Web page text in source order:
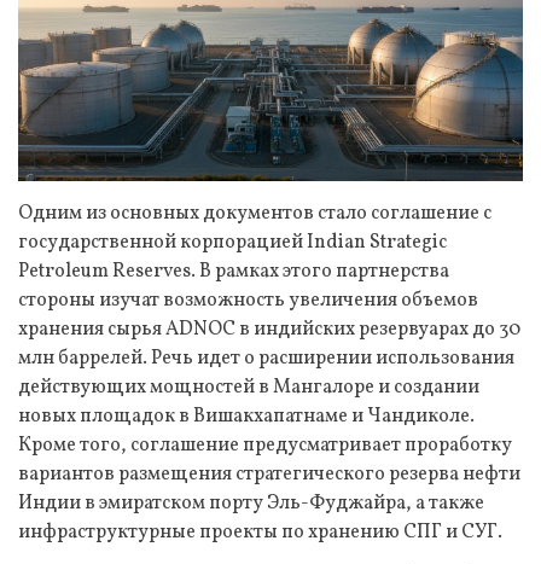
Одним из основных документов стало соглашение с
государственной корпорацией Indian Strategic
Petroleum Reserves. В рамках этого партнерства
стороны изучат возможность увеличения объемов
хранения сырья ADNOC в индийских резервуарах до 30
млн баррелей. Речь идет о расширении использования
действующих мощностей в Мангалоре и создании
новых площадок в Вишакхапатнаме и Чандиколе.
Кроме того, соглашение предусматривает проработку
вариантов размещения стратегического резерва нефти
Индии в эмиратском порту Эль-Фуджайра, а также
инфраструктурные проекты по хранению СПГ и СУГ.